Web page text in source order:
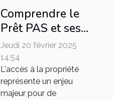
Comprendre le
Prêt PAS et ses
taux en détail
Jeudi 20 février 2025
14:54
L'accès à la propriété
représente un enjeu
majeur pour de